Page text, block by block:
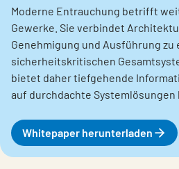
Moderne Entrauchung betrifft
Gewerke. Sie verbindet
Genehmigung und Ausführung zu
sicherheitskritischen
bietet daher tiefgehende
auf durchdachte Systemlösungen
Whitepaper herunterladen